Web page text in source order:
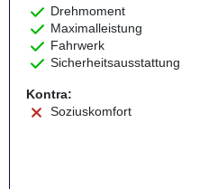
Drehmoment
Maximalleistung
Fahrwerk
Sicherheitsausstattung
Kontra:
Soziuskomfort